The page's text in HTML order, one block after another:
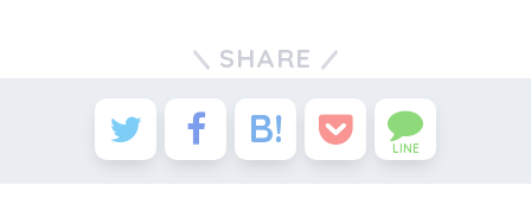
SHARE
LINE